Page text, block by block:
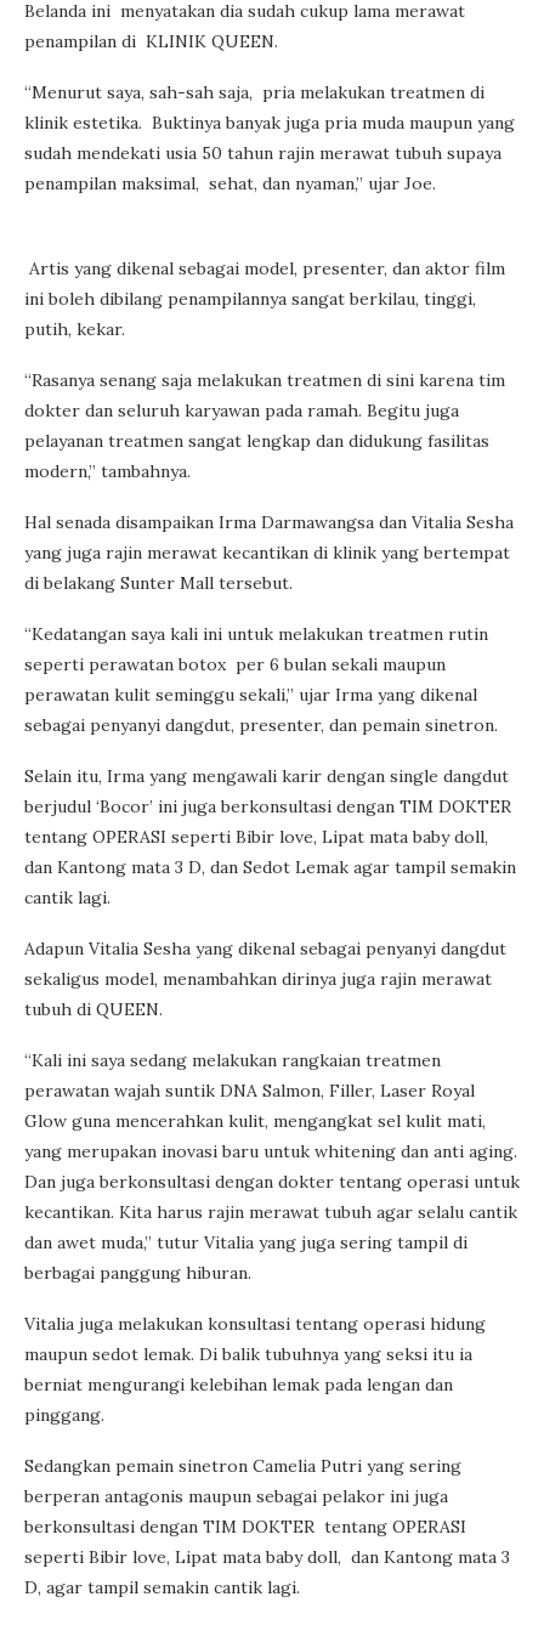
Belanda ini menyatakan dia sudah cukup lama merawat
penampilan di KLINIK QUEEN.
“Menurut saya, sah-sah saja, pria melakukan treatmen di
klinik estetika. Buktinya banyak juga pria muda maupun yang
sudah mendekati usia 50 tahun rajin merawat tubuh supaya
penampilan maksimal, sehat, dan nyaman,” ujar Joe.
Artis yang dikenal sebagai model, presenter, dan aktor film
ini boleh dibilang penampilannya sangat berkilau, tinggi,
putih, kekar.
“Rasanya senang saja melakukan treatmen di sini karena tim
dokter dan seluruh karyawan pada ramah. Begitu juga
pelayanan treatmen sangat lengkap dan didukung fasilitas
modern,” tambahnya.
Hal senada disampaikan Irma Darmawangsa dan Vitalia Sesha
yang juga rajin merawat kecantikan di klinik yang bertempat
di belakang Sunter Mall tersebut.
“Kedatangan saya kali ini untuk melakukan treatmen rutin
seperti perawatan botox per 6 bulan sekali maupun
perawatan kulit seminggu sekali,” ujar Irma yang dikenal
sebagai penyanyi dangdut, presenter, dan pemain sinetron.
Selain itu, Irma yang mengawali karir dengan single dangdut
berjudul ‘Bocor’ ini juga berkonsultasi dengan TIM DOKTER
tentang OPERASI seperti Bibir love, Lipat mata baby doll,
dan Kantong mata 3 D, dan Sedot Lemak agar tampil semakin
cantik lagi.
Adapun Vitalia Sesha yang dikenal sebagai penyanyi dangdut
sekaligus model, menambahkan dirinya juga rajin merawat
tubuh di QUEEN.
“Kali ini saya sedang melakukan rangkaian treatmen
perawatan wajah suntik DNA Salmon, Filler, Laser Royal
Glow guna mencerahkan kulit, mengangkat sel kulit mati,
yang merupakan inovasi baru untuk whitening dan anti aging.
Dan juga berkonsultasi dengan dokter tentang operasi untuk
kecantikan. Kita harus rajin merawat tubuh agar selalu cantik
dan awet muda,” tutur Vitalia yang juga sering tampil di
berbagai panggung hiburan.
Vitalia juga melakukan konsultasi tentang operasi hidung
maupun sedot lemak. Di balik tubuhnya yang seksi itu ia
berniat mengurangi kelebihan lemak pada lengan dan
pinggang.
Sedangkan pemain sinetron Camelia Putri yang sering
berperan antagonis maupun sebagai pelakor ini juga
berkonsultasi dengan TIM DOKTER tentang OPERASI
seperti Bibir love, Lipat mata baby doll, dan Kantong mata 3
D, agar tampil semakin cantik lagi.